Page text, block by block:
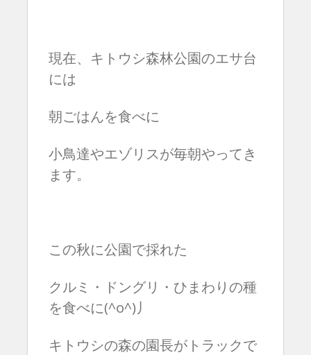
現在、キトウシ森林公園のエサ台
には
朝ごはんを食べに
小鳥達やエゾリスが毎朝やってき
ます。
この秋に公園で採れた
クルミ・ドングリ・ひまわりの種
を食べに(^o^)丿
キトウシの森の園長がトラックで